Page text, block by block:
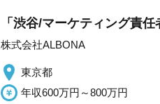
「渋谷/マーケティング責
株式会社ALBONA
東京都
年収600万円～800万円